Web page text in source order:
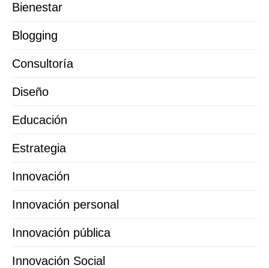
Bienestar
Blogging
Consultoría
Diseño
Educación
Estrategia
Innovación
Innovación personal
Innovación pública
Innovación Social